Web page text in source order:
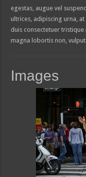
egestas, augue vel
ultrices, adipiscing urna,
duis consectetuer tristique
magna lobortis non,
Images